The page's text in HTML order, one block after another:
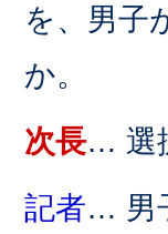
を、男子
か。
次長… 選
記者… 男